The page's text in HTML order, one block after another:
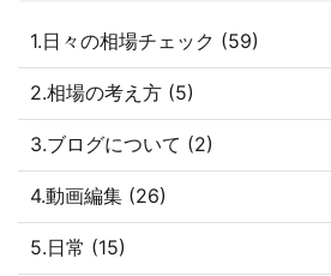
1.日々の相場チェック (59)
2.相場の考え方 (5)
3.ブログについて (2)
4.動画編集 (26)
5.日常 (15)